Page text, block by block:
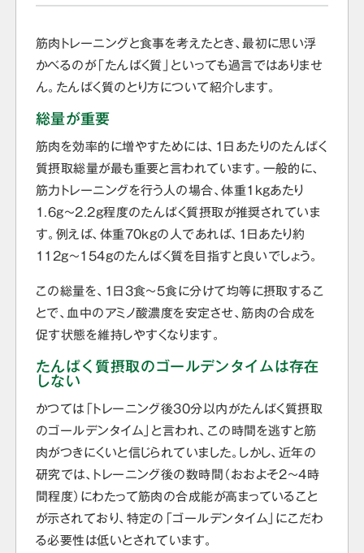
筋肉トレーニングと食事を考えたとき、最初に思い浮
かべるのが「たんぱく質」といっても過言ではありませ
ん。たんぱく質のとり方について紹介します。
総量が重要
筋肉を効率的に増やすためには、1日あたりのたんぱく
質摂取総量が最も重要と言われています。一般的に、
筋力トレーニングを行う人の場合、体重1kgあたり
1.6g〜2.2g程度のたんぱく質摂取が推奨されていま
す。例えば、体重70kgの人であれば、1日あたり約
112g〜154gのたんぱく質を目指すと良いでしょう。
この総量を、1日3食〜5食に分けて均等に摂取するこ
とで、血中のアミノ酸濃度を安定させ、筋肉の合成を
促す状態を維持しやすくなります。
たんぱく質摂取のゴールデンタイムは存在
しない
かつては「トレーニング後30分以内がたんぱく質摂取
のゴールデンタイム」と言われ、この時間を逃すと筋
肉がつきにくいと信じられていました。しかし、近年の
研究では、トレーニング後の数時間（おおよそ2〜4時
間程度）にわたって筋肉の合成能が高まっていること
が示されており、特定の「ゴールデンタイム」にこだわ
る必要性は低いとされています。